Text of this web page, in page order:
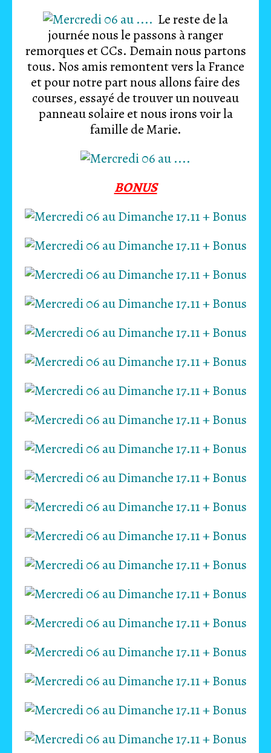
Le reste de la
journée nous le passons à ranger
remorques et CCs. Demain nous partons
tous. Nos amis remontent vers la France
et pour notre part nous allons faire des
courses, essayé de trouver un nouveau
panneau solaire et nous irons voir la
famille de Marie.
BONUS